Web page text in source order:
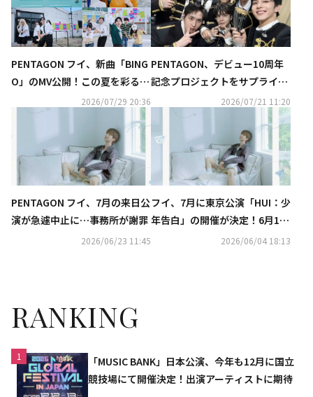
PENTAGON フイ、新曲「BING
O」のMV公開！この夏を彩る爽
やかすぎるメロディー2026/07/29 20:36
PENTAGON、デビュー10周年
記念プロジェクトをサプライズ
発表！3年ぶりに新曲リリー
ス・大規模ツアーも
2026/07/21 11:20
PENTAGON フイ、7月の来日公
演が急遽中止に…事務所が謝罪
2026/06/23 11:45
フイ、7月に東京公演「HUI：少
年告白」の開催が決定！6月10
日よりチケット先行受付スター
2026/06/04 18:13
RANKING
1
「MUSIC BANK」日本公演、今年も12月に国立
競技場にて開催決定！出演アーティストに期待